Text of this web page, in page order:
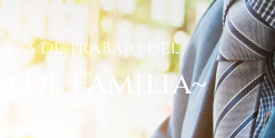
de trabajo del
de Familia~